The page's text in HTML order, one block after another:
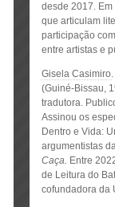
desde 2017.
que articulam
participação
entre artistas e
Gisela Casimiro.
(Guiné-Bissau,
tradutora.
Assinou os
Dentro e Vida:
argumentistas
Caça. Entre
de Leitura do
cofundadora da